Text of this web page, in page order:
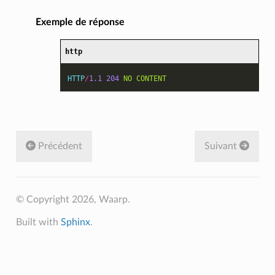
Exemple de réponse
http
HTTP/1.1 204 NO CONTENT
Suivant
Précédent
© Copyright 2026, Waarp.
Built with Sphinx.